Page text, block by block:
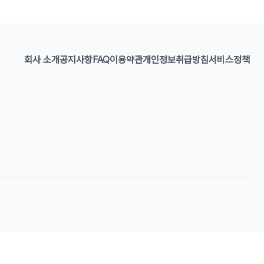
회사 소개공지사항FAQ이용약관개인정보취급방침서비스정책